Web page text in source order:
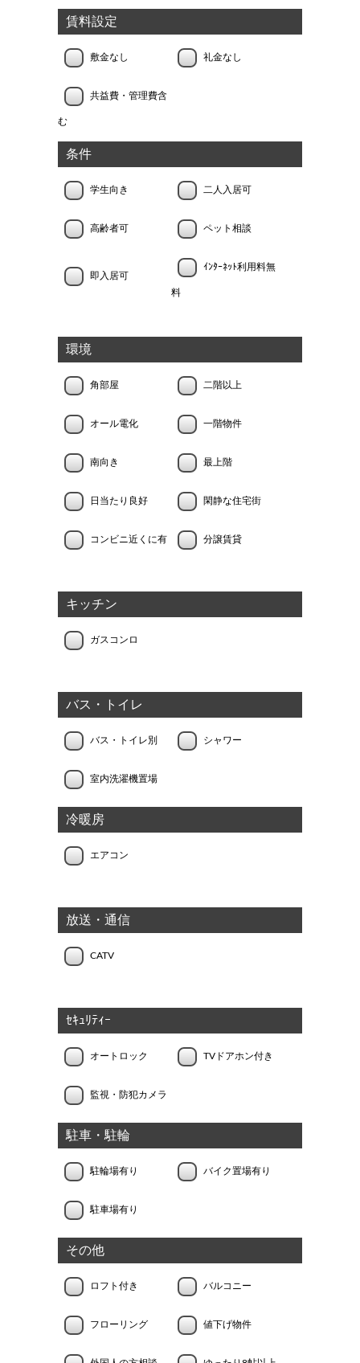
賃料設定
敷金なし 礼金なし
共益費・管理費含
む
条件
学生向き 二人入居可
高齢者可 ペット相談
即入居可
ｲﾝﾀｰﾈｯﾄ利用料無
料
環境
角部屋 二階以上
オール電化 一階物件
南向き 最上階
日当たり良好 閑静な住宅街
コンビニ近くに有 分譲賃貸
キッチン
ガスコンロ
バス・トイレ
バス・トイレ別 シャワー
室内洗濯機置場
冷暖房
エアコン
放送・通信
CATV
ｾｷｭﾘﾃｨｰ
オートロック TVドアホン付き
監視・防犯カメラ
駐車・駐輪
駐輪場有り バイク置場有り
駐車場有り
その他
ロフト付き バルコニー
フローリング 値下げ物件